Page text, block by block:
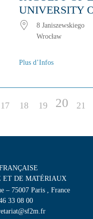
UNIVERSITY
8 Janiszewskiego
Wrocław
Plus d’Infos
17 18 19 20 21
ET DE MATÉRIAUX
– 75007 Paris , France
33 08 00